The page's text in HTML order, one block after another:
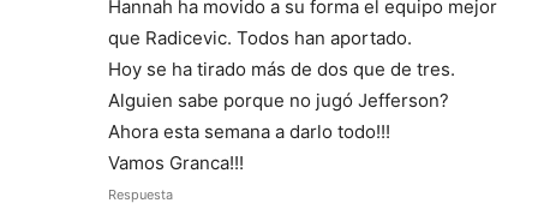
Hannah ha movido a su forma el equipo mejor
que Radicevic. Todos han aportado.
Hoy se ha tirado más de dos que de tres.
Alguien sabe porque no jugó Jefferson?
Ahora esta semana a darlo todo!!!
Vamos Granca!!!
Respuesta